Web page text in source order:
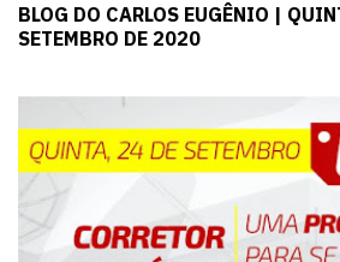
BLOG DO CARLOS EUGÊNIO |
SETEMBRO DE 2020